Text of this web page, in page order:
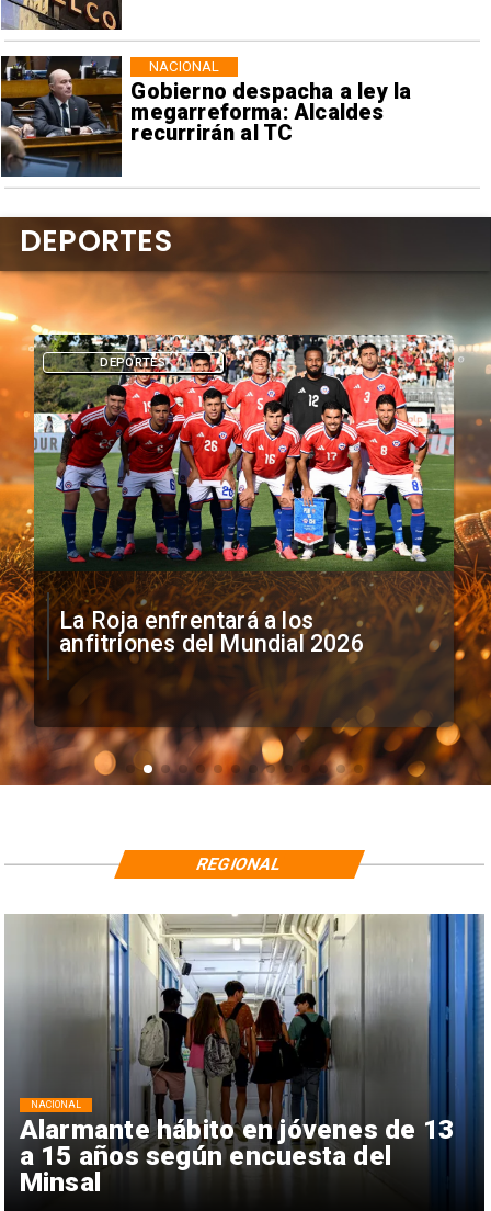
Gobierno despacha a ley la
megarreforma: Alcaldes
recurrirán al TC
NACIONAL
La Roja enfrentará a los
anfitriones del Mundial 2026
DEPORTES
DEPORTES
Alarmante hábito en jóvenes de 13
a 15 años según encuesta del
Minsal
NACIONAL
REGIONAL